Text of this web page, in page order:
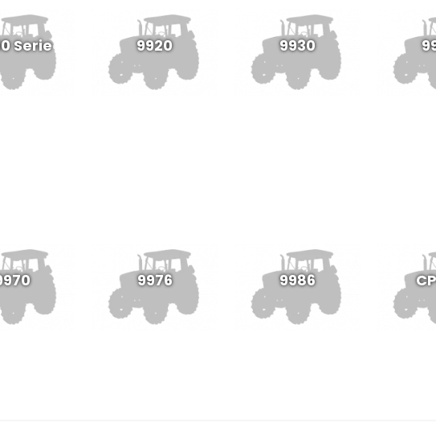
Serie 9920 9930
9976 9986